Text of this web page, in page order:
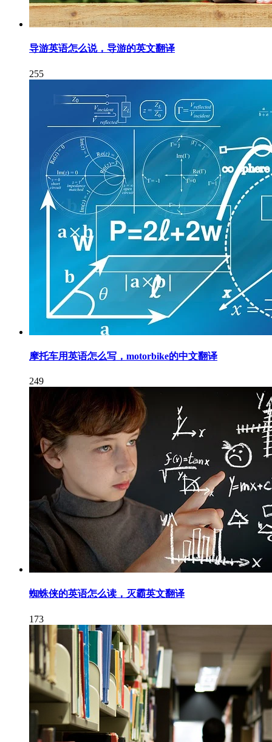
导游英语怎么说，导游的英文翻译
255
摩托车用英语怎么写，motorbike的中文翻译
249
蜘蛛侠的英语怎么读，灭霸英文翻译
173